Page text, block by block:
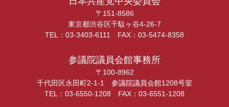
〒151-8586
東京都渋谷区千駄ヶ谷4-26-7
TEL：03-3403-6111 FAX：03-5474-8358
参議院議員会館事務所
〒100-8962
千代田区永田町2-1-1 参議院議員会館1208号室
TEL：03-6550-1208 FAX：03-6551-1208